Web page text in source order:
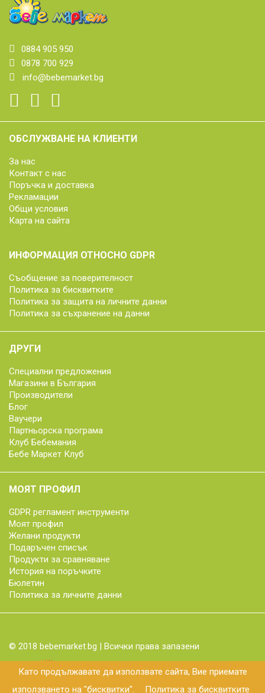
Като продължавате да използвате сайта, Вие приемате
използването на "бисквитки".
Политика за бисквитките
0884 905 950
0878 700 929
info@bebemarket.bg
ОБСЛУЖВАНЕ НА КЛИЕНТИ
За нас
Контакт с нас
Поръчка и доставка
Рекламации
Общи условия
Карта на сайта
ИНФОРМАЦИЯ ОТНОСНО GDPR
Съобщение за поверителност
Политика за бисквитките
Политика за защита на личните данни
Политика за съхранение на данни
ДРУГИ
Специални предложения
Магазини в България
Производители
Блог
Ваучери
Партньорска програма
Клуб Бебемания
Бебе Маркет Клуб
МОЯТ ПРОФИЛ
GDPR регламент инструменти
Моят профил
Желани продукти
Подаръчен списък
Продукти за сравняване
История на поръчките
Бюлетин
Политика за личните данни
© 2018 bebemarket.bg | Всички права запазени